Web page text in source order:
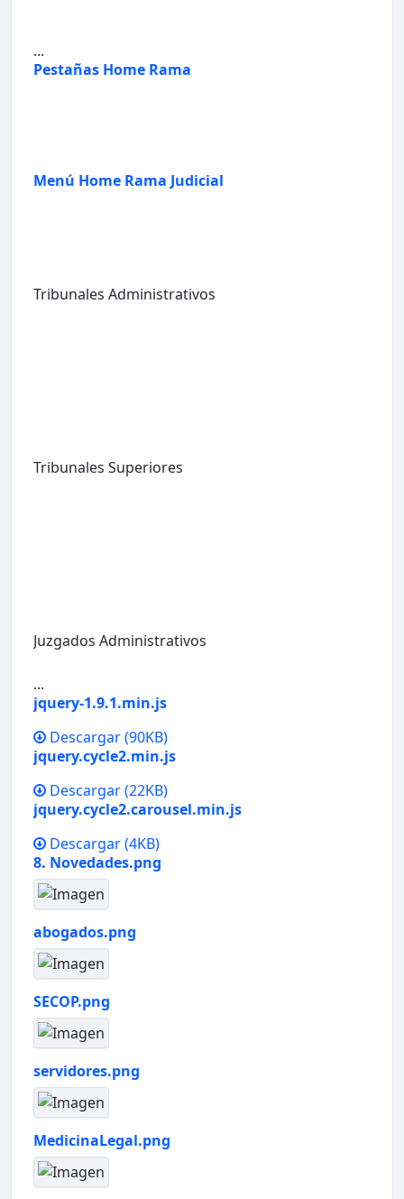
...
Pestañas Home Rama
Menú Home Rama Judicial
Tribunales Administrativos
Tribunales Superiores
Juzgados Administrativos
...
jquery-1.9.1.min.js
Descargar(90KB)
jquery.cycle2.min.js
Descargar(22KB)
jquery.cycle2.carousel.min.js
Descargar(4KB)
8. Novedades.png
abogados.png
SECOP.png
servidores.png
MedicinaLegal.png